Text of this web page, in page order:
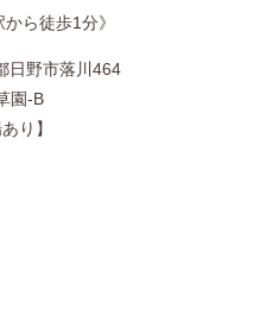
から徒歩1分》
日野市落川464
園-B
り】